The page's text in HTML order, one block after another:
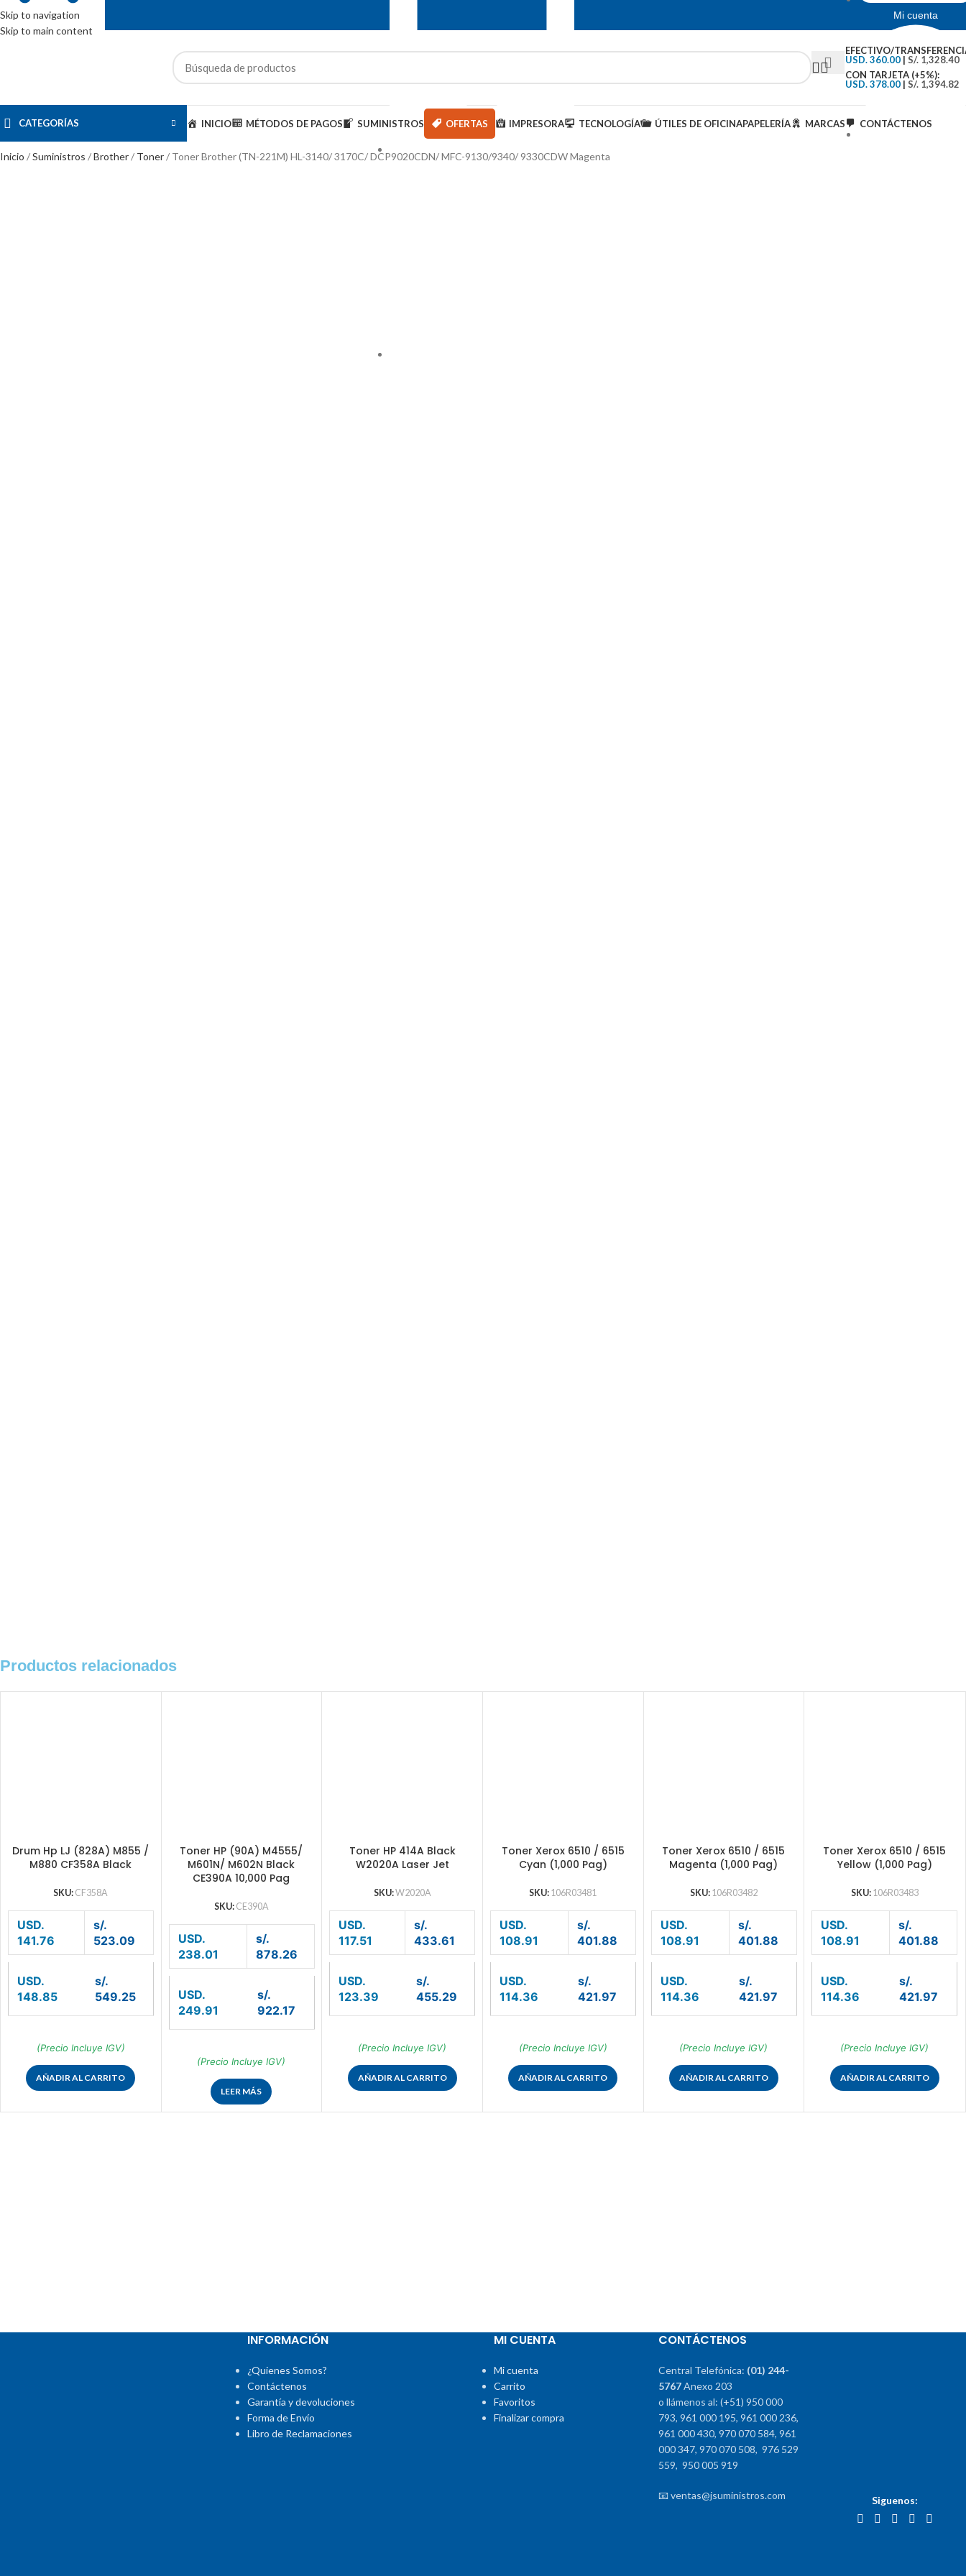
Skip to navigation
Skip to main content
950 000 793
Mi cuenta
EFECTIVO/
USD. 360.00 | S/. 1,328.40
CON TARJETA (+5%):
USD. 378.00 | S/. 1,394.82
CATEGORÍAS INICIO MÉTODOS DE PAGOS SUMINISTROS OFERTAS IMPRESORA TECNOLOGÍA ÚTILES DE OFICINAPAPELERÍA MARCAS CONTÁCTENOS
Inicio Suministros Brother Toner Toner Brother (TN-221M) HL-3140/ 3170C/ DCP9020CDN/ MFC-9130/9340/ 9330CDW Magenta
Productos relacionados
Drum Hp LJ (828A) M855 /
M880 CF358A Black
SKU: CF358A
USD.
141.76
s/.
523.09
USD.
148.85
s/.
549.25
(Precio Incluye IGV)
AÑADIR AL CARRITO
Toner HP (90A) M4555/
M601N/ M602N Black
CE390A 10,000 Pag
SKU: CE390A
USD.
238.01
s/.
878.26
USD.
249.91
s/.
922.17
(Precio Incluye IGV)
LEER MÁS
Toner HP 414A Black
W2020A Laser Jet
SKU:W2020A
USD.
117.51
s/.
433.61
USD.
123.39
s/.
455.29
(Precio Incluye IGV)
AÑADIR AL CARRITO
Toner Xerox 6510 / 6515
Cyan (1,000 Pag)
SKU: 106R03481
USD.
108.91
s/.
401.88
USD.
114.36
s/.
421.97
(Precio Incluye IGV)
AÑADIR AL CARRITO
Toner Xerox 6510 / 6515
Magenta (1,000 Pag)
SKU: 106R03482
USD.
108.91
s/.
401.88
USD.
114.36
s/.
421.97
(Precio Incluye IGV)
AÑADIR AL CARRITO
Toner Xerox 6510 / 6515
Yellow (1,000 Pag)
SKU: 106R03483
USD.
108.91
s/.
401.88
USD.
114.36
s/.
421.97
(Precio Incluye IGV)
AÑADIR AL CARRITO
INFORMACIÓN
¿Quienes Somos?
Contáctenos
Garantía y devoluciones
Forma de Envío
Libro de Reclamaciones
MI CUENTA
Mi cuenta
Carrito
Favoritos
Finalizar compra
CONTÁCTENOS
Central Telefónica: (01) 244-
5767Anexo 203
o llámenos al: (+51) 950 000
793, 961 000 195, 961 000 236,
961 000 430, 970 070 584, 961
000 347, 970 070 508, 976 529
559, 950 005 919
📧 ventas@jsuministros.com Siguenos: